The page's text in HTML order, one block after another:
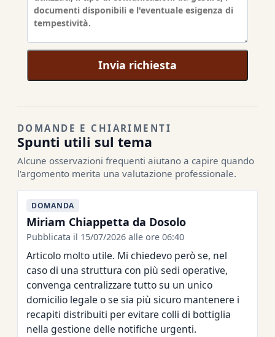
Invia richiesta
DOMANDE E CHIARIMENTI
Spunti utili sul tema
Alcune osservazioni frequenti aiutano a capire quando
l'argomento merita una valutazione professionale.
DOMANDA
Miriam Chiappetta da Dosolo
Pubblicata il 15/07/2026 alle ore 06:40
Articolo molto utile. Mi chiedevo però se, nel
caso di una struttura con più sedi operative,
convenga centralizzare tutto su un unico
domicilio legale o se sia più sicuro mantenere i
recapiti distribuiti per evitare colli di bottiglia
nella gestione delle notifiche urgenti.